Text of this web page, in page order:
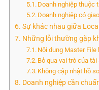
Doanh nghiệp thuộc
Doanh nghiệp có
Sự khác nhau giữa
Những lỗi thường gặp
Nội dung Master
Bỏ qua vai trò của tài
Không cập nhật hồ
Doanh nghiệp cần